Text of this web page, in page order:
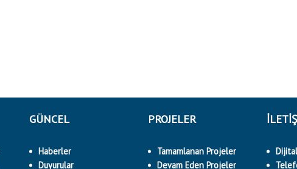
GÜNCEL
Haberler
Duyurular
PROJELER
Tamamlanan Projeler
Devam Eden Projeler